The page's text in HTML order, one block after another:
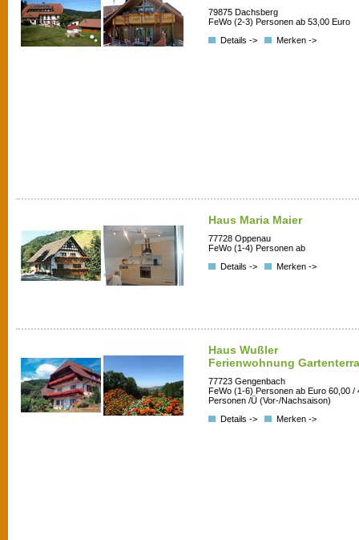
79875 Dachsberg
FeWo (2-3) Personen ab 53,00 Euro
Details ->
Merken ->
Haus Maria Maier
77728 Oppenau
FeWo (1-4) Personen ab
Details ->
Merken ->
Haus Wußler
Ferienwohnung
77723 Gengenbach
FeWo (1-6) Personen ab Euro 60,00 /
Personen /Ü (Vor-/Nachsaison)
Details ->
Merken ->